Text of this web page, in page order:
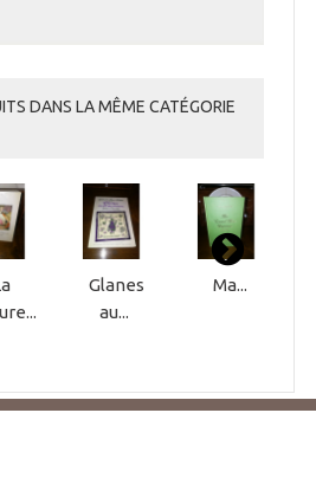
DANS LA MÊME CATÉGORIE
Glanes
au...
Ma...